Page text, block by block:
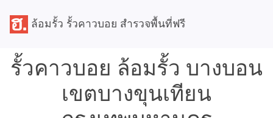
ล้อมรั้ว รั้วคาวบอย สำรวจพื้นที่ฟรี
รั้วคาวบอย ล้อมรั้ว บางบอน
เขตบางขุนเทียน